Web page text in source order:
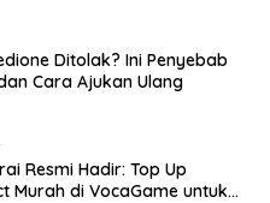
Ditolak? Ini Penyebab
Cara Ajukan Ulang
Resmi Hadir: Top Up
Murah di VocaGame untuk